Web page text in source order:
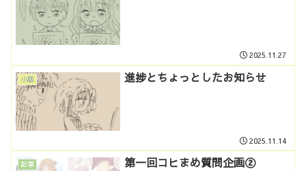
2025.11.27
小話 進捗とちょっとしたお知らせ
2025.11.14
記事 第一回コヒまめ質問企画②